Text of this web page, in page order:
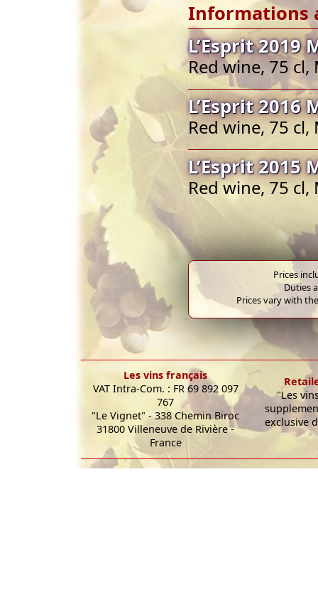
Informations
L’Esprit 2019
Red wine, 75
L’Esprit 2016
Red wine, 75
L’Esprit 2015
Red wine, 75
Prices
Duties
Prices vary with
Les vins français
VAT Intra-Com. : FR 69 892 097
767
"Le Vignet" - 338 Chemin Biroc
31800 Villeneuve de Rivière -
France
"Les
exclusive